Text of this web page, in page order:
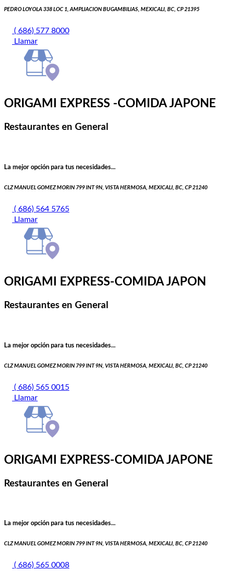
PEDRO LOYOLA 338 LOC 1, AMPLIACION BUGAMBILIAS, MEXICALI, BC, CP 21395
( 686) 577 8000
Llamar
ORIGAMI EXPRESS -COMIDA JAPONE
Restaurantes en General
La mejor opción para tus necesidades...
CLZ MANUEL GOMEZ MORIN 799 INT 9N, VISTA HERMOSA, MEXICALI, BC, CP 21240
( 686) 564 5765
Llamar
ORIGAMI EXPRESS-COMIDA JAPON
Restaurantes en General
La mejor opción para tus necesidades...
CLZ MANUEL GOMEZ MORIN 799 INT 9N, VISTA HERMOSA, MEXICALI, BC, CP 21240
( 686) 565 0015
Llamar
ORIGAMI EXPRESS-COMIDA JAPONE
Restaurantes en General
La mejor opción para tus necesidades...
CLZ MANUEL GOMEZ MORIN 799 INT 9N, VISTA HERMOSA, MEXICALI, BC, CP 21240
( 686) 565 0008